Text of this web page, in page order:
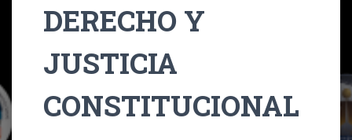
DERECHO Y
JUSTICIA
CONSTITUCIONAL